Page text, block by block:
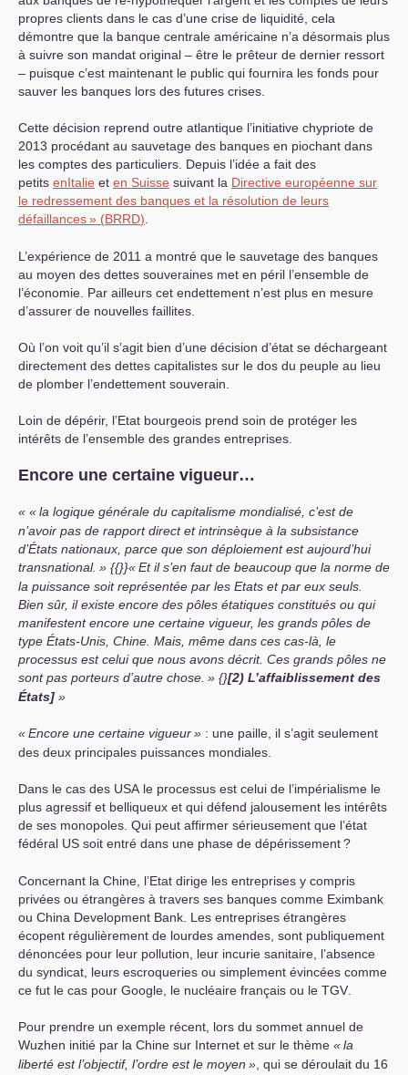
propres clients dans le cas d’une crise de liquidité, cela
démontre que la banque centrale américaine n’a désormais plus
à suivre son mandat original – être le prêteur de dernier ressort
– puisque c’est maintenant le public qui fournira les fonds pour
sauver les banques lors des futures crises.
Cette décision reprend outre atlantique l’initiative chypriote de
2013 procédant au sauvetage des banques en piochant dans
les comptes des particuliers. Depuis l’idée a fait des
petits enItalie et en Suisse suivant la Directive européenne sur
le redressement des banques et la résolution de leurs
défaillances» (BRRD)
L’expérience de 2011 a montré que le sauvetage des banques
au moyen des dettes souveraines met en péril l’ensemble de
l’économie. Par ailleurs cet endettement n’est plus en mesure
d’assurer de nouvelles faillites.
Où l’on voit qu’il s’agit bien d’une décision d’état se déchargeant
directement des dettes capitalistes sur le dos du peuple au lieu
de plomber l’endettement souverain.
Loin de dépérir, l’Etat bourgeois prend soin de protéger les
intérêts de l’ensemble des grandes entreprises.
Encore une certaine vigueur…
«la logique générale du capitalisme mondialisé, c’est de
n’avoir pas de rapport direct et intrinsèque à la subsistance
d’États nationaux, parce que son déploiement est aujourd’hui
transnational. » {{}}«Et il s’en faut de beaucoup que la norme de
la puissance soit représentée par les Etats et par eux seuls.
Bien sûr, il existe encore des pôles étatiques constitués ou qui
manifestent encore une certaine vigueur, les grands pôles de
type États-Unis, Chine. Mais, même dans ces cas-là, le
processus est celui que nous avons décrit. Ces grands pôles ne
sont pas porteurs d’autre chose. » {}[2) L’affaiblissement des
États]
«Encore une certaine vigueur» : une paille, il s’agit seulement
des deux principales puissances mondiales.
Dans le cas des USA le processus est celui de l’impérialisme le
plus agressif et belliqueux et qui défend jalousement les intérêts
de ses monopoles. Qui peut affirmer sérieusement que l’état
fédéral US soit entré dans une phase de dépérissement?
Concernant la Chine, l’Etat dirige les entreprises y compris
privées ou étrangères à travers ses banques comme Eximbank
ou China Development Bank. Les entreprises étrangères
écopent régulièrement de lourdes amendes, sont publiquement
dénoncées pour leur pollution, leur incurie sanitaire, l’absence
du syndicat, leurs escroqueries ou simplement évincées comme
ce fut le cas pour Google, le nucléaire français ou le TGV
Pour prendre un exemple récent, lors du sommet annuel de
Wuzhen initié par la Chine sur Internet et sur le thème «la
liberté est l’objectif, l’ordre est le moyen » , qui se déroulait du 16